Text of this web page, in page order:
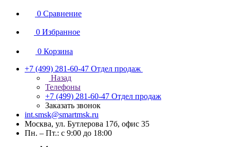
0 Сравнение
0 Избранное
0 Корзина
+7 (499) 281-60-47 Отдел продаж
Назад
Телефоны
+7 (499) 281-60-47 Отдел продаж
Заказать звонок
int.smsk@smartmsk.ru
Москва, ул. Бутлерова 17б, офис 35
Пн. – Пт.: с 9:00 до 18:00